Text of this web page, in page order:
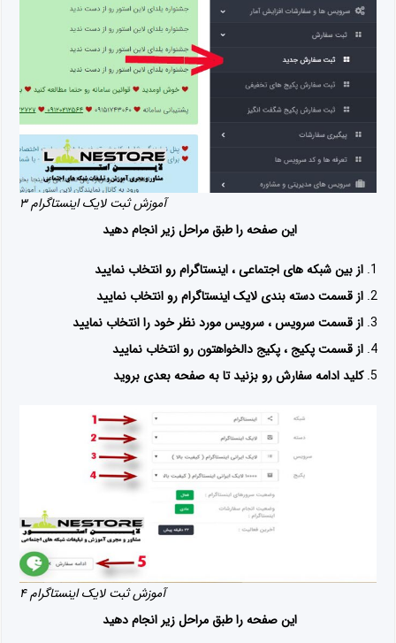
آموزش ثبت لایک اینستاگرام ۳
این صفحه را طبق مراحل زیر انجام دهید
از بین شبکه های اجتماعی ، اینستاگرام رو انتخاب نمایید
از قسمت دسته بندی لایک اینستاگرام رو انتخاب نمایید
از قسمت سرویس ، سرویس مورد نظر خود را انتخاب نمایید
از قسمت پکیج ، پکیج دالخواهتون رو انتخاب نمایید
کلید ادامه سفارش رو بزنید تا به صفحه بعدی بروید
آموزش ثبت لایک اینستاگرام ۴
این صفحه را طبق مراحل زیر انجام دهید